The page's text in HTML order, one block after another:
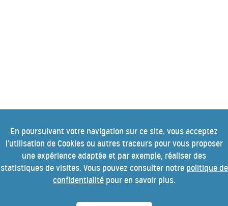
En poursuivant votre navigation sur ce site, vous acceptez
l’utilisation de Cookies ou autres traceurs pour vous proposer
une expérience adaptée et par exemple, réaliser des
statistiques de visites. Vous pouvez consulter notre politique de
confidentialitépour en savoir plus.